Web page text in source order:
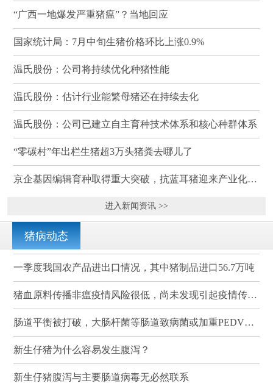
“广西一地爆发严重猪瘟”？当地回应
国家统计局：7月中旬生猪价格环比上涨0.9%
温氏股份：公司将持续优化种猪性能
温氏股份：估计行业能繁母猪还在持续去化
温氏股份：公司已建立自主育种技术体系和核心种群体系
“零碳村”年出栏生猪超3万头猪粪去哪儿了
京企基因编辑育种取得重大突破，抗蓝耳猪迎来产业化临界点
进入新闻资讯 >>
猪病动态
一季度我国农产品进出口情况，其中猪制品进口56.7万吨
猪血原料传播非瘟疫情风险很低，尚未发现引起疫情传播的案例
肠道平衡被打破，大肠杆菌等肠道致病菌或加重PEDV感染
新生仔猪为什么容易发生腹泻？
新生仔猪腹泻与主要肠道病毒无必然联系